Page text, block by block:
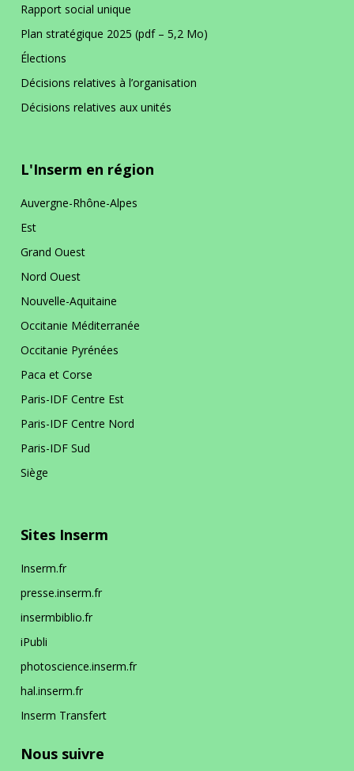
Rapport social unique
Plan stratégique 2025 (pdf – 5,2 Mo)
Élections
Décisions relatives à l’organisation
Décisions relatives aux unités
L'Inserm en région
Auvergne-Rhône-Alpes
Est
Grand Ouest
Nord Ouest
Nouvelle-Aquitaine
Occitanie Méditerranée
Occitanie Pyrénées
Paca et Corse
Paris-IDF Centre Est
Paris-IDF Centre Nord
Paris-IDF Sud
Siège
Sites Inserm
Inserm.fr
presse.inserm.fr
insermbiblio.fr
iPubli
photoscience.inserm.fr
hal.inserm.fr
Inserm Transfert
Nous suivre